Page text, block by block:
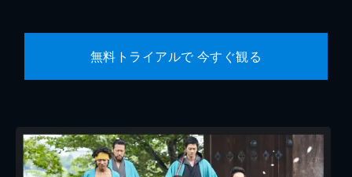
無料トライアルで 今すぐ観る